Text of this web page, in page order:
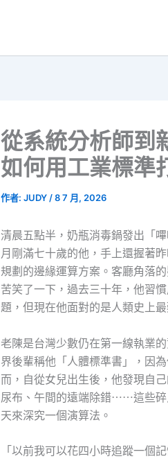
從系統分析師到
如何用工業標準
作者: JUDY /8 7 月, 2026
清晨五點半，奶瓶消毒鍋發出「
月剛滿七十歲的他，手上還握著
規劃的邊緣運算方案。客廳角落
苦笑了一下，過去三十年，他習
題，但現在他面對的是人類史上
老陳是台灣少數仍在第一線執業
界後輩稱他「人體標準書」，因
而，自從女兒出生後，他發現自
尿布、午間的遠端除錯⋯⋯這些碎
天來深究一個演算法。
「以前我可以花四小時追蹤一個